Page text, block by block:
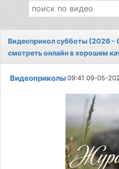
Видеоприкол субботы (2026
смотреть онлайн в хорошем
Видеоприколы09:41 09-05-